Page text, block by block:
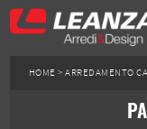
HOME >ARREDAMENTO